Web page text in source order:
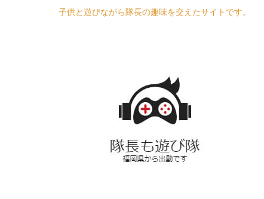
子供と遊びながら隊長の趣味を交えたサイトです。